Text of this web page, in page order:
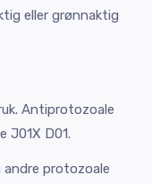
eller grønnaktig
Antiprotozoale
J01X D01.
andre protozoale